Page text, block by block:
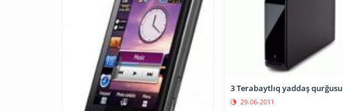
3 Terabaytlıq yaddaş qurğusu
29-06-2011